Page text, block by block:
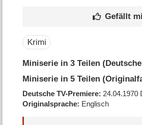
Krimi
Miniserie in 3 Teilen
Miniserie in 5 Teilen
Deutsche TV-Premiere 24.04.1970
Originalsprache Englisch